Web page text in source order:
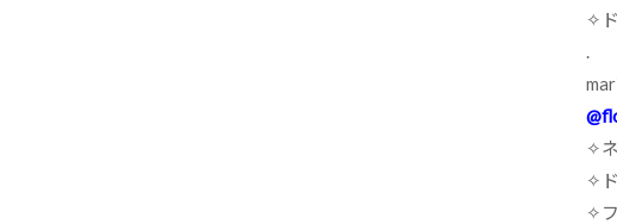
✧
.
✧
✧
✧